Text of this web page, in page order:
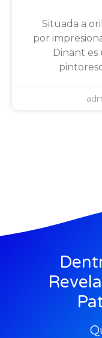
Situada a
por
Dinant es